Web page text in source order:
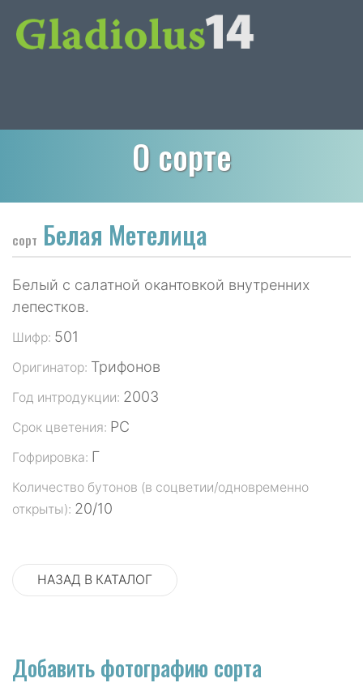
О сорте
сорт Белая Метелица
Белый с салатной окантовкой внутренних
лепестков.
Шифр: 501
Оригинатор: Трифонов
Год интродукции: 2003
Срок цветения: РС
Гофрировка: Г
Количество бутонов (в соцветии/одновременно
открыты): 20/10
НАЗАД В КАТАЛОГ
Добавить фотографию сорта